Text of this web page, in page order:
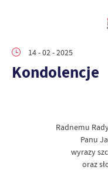
14 - 02 - 2025
Kondolencje
Radnemu
Panu
wyrazy
oraz